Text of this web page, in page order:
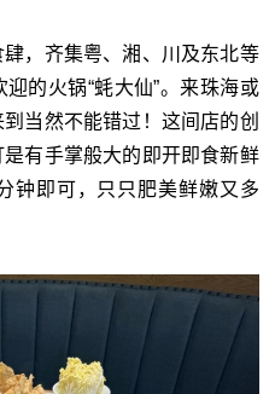
，齐集粤、湘、川及东北等
的火锅“蚝大仙”。来珠海或
当然不能错过！这间店的创
有手掌般大的即开即食新鲜
钟即可，只只肥美鲜嫩又多